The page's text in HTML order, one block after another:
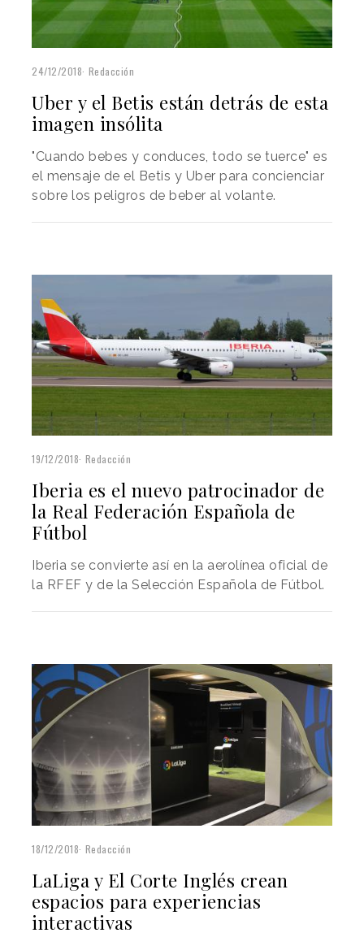
24/12/2018 Redacción
Uber y el Betis están detrás de esta
imagen insólita
"Cuando bebes y conduces, todo se tuerce" es
el mensaje de el Betis y Uber para concienciar
sobre los peligros de beber al volante.
19/12/2018 Redacción
Iberia es el nuevo patrocinador de
la Real Federación Española de
Fútbol
Iberia se convierte así en la aerolínea oficial de
la RFEF y de la Selección Española de Fútbol.
18/12/2018 Redacción
LaLiga y El Corte Inglés crean
espacios para experiencias
interactivas